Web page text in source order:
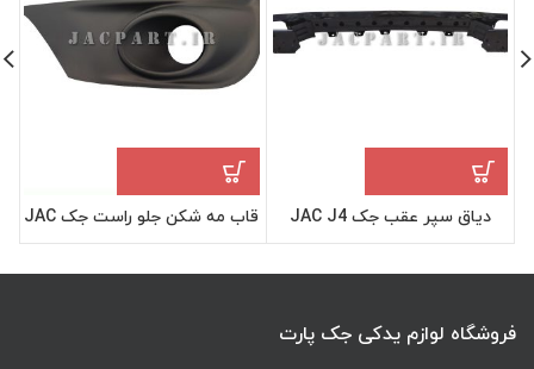
دیاق سپر عقب جک JAC J4
قاب مه شکن جلو راست جک JAC
جی 4
فروشگاه لوازم یدکی جک پارت